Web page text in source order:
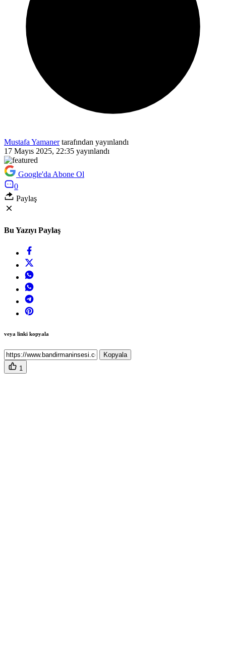
Mustafa Yamanertarafından yayınlandı
17 Mayıs 2025, 22:35 yayınlandı
Google'da Abone Ol
0
Paylaş
Bu Yazıyı Paylaş
veya linki kopyala
Kopyala
1